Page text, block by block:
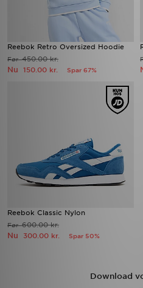
Reebok Retro Oversized Hoodie
Før450.00 kr.
Nu 150.00 kr. Spar 67%
Reebok Classic Nylon
Før600.00 kr.
Nu 300.00 kr. Spar 50%
Download